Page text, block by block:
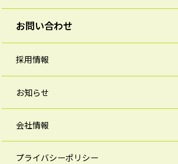
お問い合わせ
採用情報
お知らせ
会社情報
プライバシーポリシー